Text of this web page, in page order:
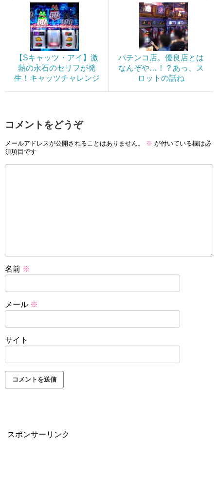
【Sキャッツ・アイ】激
熱の永石のセリフが発
生！キャッツチャレンジ
パチンコ店。優良店とは
なんぞや…！？あっ、ス
ロットの話ね
コメントをどうぞ
メールアドレスが公開されることはありません。 ※ が付いている欄は必
須項目です
名前 ※
メール ※
サイト
スポンサーリンク